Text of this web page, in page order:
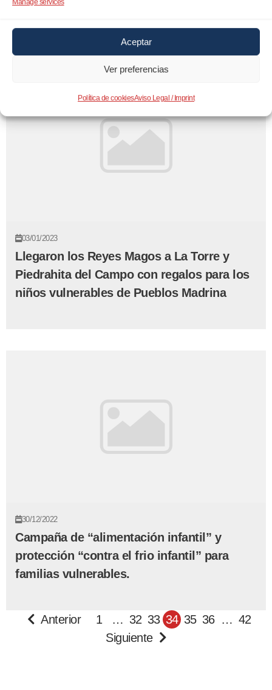
Manage services
Aceptar
Ver preferencias
Política de cookiesAviso Legal / Imprint
03/01/2023
Llegaron los Reyes Magos a La Torre y
Piedrahita del Campo con regalos para los
niños vulnerables de Pueblos Madrina
30/12/2022
Campaña de “alimentación infantil” y
protección “contra el frio infantil” para
familias vulnerables.
Anterior 1 … 32 33 34 35 36 … 42
Siguiente